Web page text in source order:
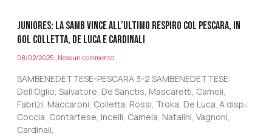
JUNIORES: LA SAMB VINCE ALL’ULTIMO RESPIRO COL PESCARA, IN
GOL COLLETTA, DE LUCA E CARDINALI
08/02/2025 Nessun commento
SAMBENEDETTESE-PESCARA 3-2 SAMBENEDETTESE:
Dell’Oglio, Salvatore, De Sanctis, Mascaretti, Cameli,
Fabrizi, Maccaroni, Colletta, Rossi, Troka, De Luca. A disp:
Coccia, Contartese, Incelli, Camela, Natalini, Vagnoni,
Cardinali,